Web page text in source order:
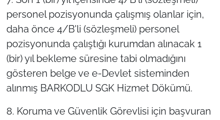
personel pozisyonunda çalışmış olanlar için,
daha önce 4/B'li (sözleşmeli) personel
pozisyonunda çalıştığı kurumdan alınacak 1
(bir) yıl bekleme süresine tabi olmadığını
gösteren belge ve e-Devlet sisteminden
alınmış BARKODLU SGK Hizmet Dökümü.
8. Koruma ve Güvenlik Görevlisi için başvuran